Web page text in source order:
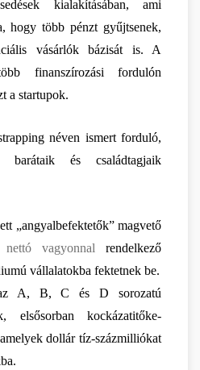
kialakításában, ami
hogy több pénzt gyűjtsenek,
vásárlók bázisát is. A
finanszírozási fordulón
a startupok.
néven ismert forduló,
és családtagjaik
„angyalbefektetők” magvető
nettó vagyonnal rendelkező
vállalatokba fektetnek be.
az A, B, C és D sorozatú
elsősorban kockázatitőke-
dollár tíz-százmilliókat